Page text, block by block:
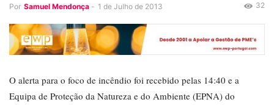
Por Samuel Mendonça - 1 de Julho de 2013 32
O alerta para o foco de incêndio foi recebido pelas 14:40 e a
Equipa de Proteção da Natureza e do Ambiente (EPNA) do